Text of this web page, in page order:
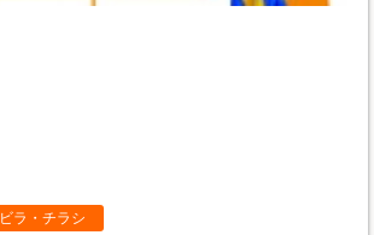
ビラ・チラシ